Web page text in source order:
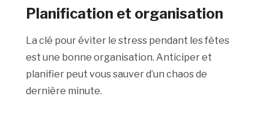
Planification et organisation
La clé pour éviter le stress pendant les fêtes
est une bonne organisation. Anticiper et
planifier peut vous sauver d’un chaos de
dernière minute.